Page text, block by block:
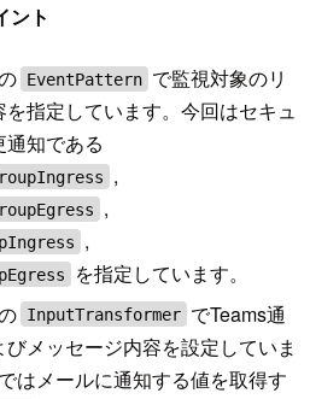
ント
EventPattern で監視対象のリ
指定しています。今回はセキュ
通知である
,
,
,
を指定しています。
InputTransformer でTeams通
メッセージ内容を設定していま
ではメールに通知する値を取得す